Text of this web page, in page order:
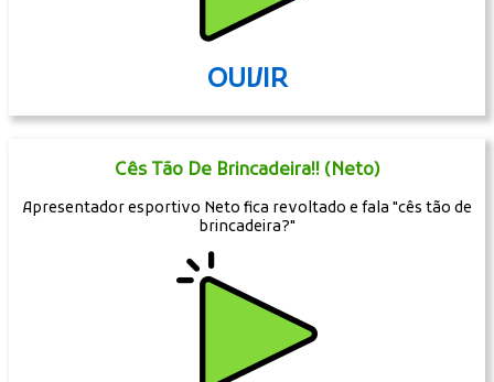
OUVIR
Cês Tão De Brincadeira!! (Neto)
Apresentador esportivo Neto fica revoltado e fala "cês tão de
brincadeira?"